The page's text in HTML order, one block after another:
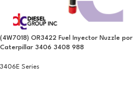
(4W7018) OR3422 Fuel Inyector Nuzzle por
Caterpillar 3406 3408 988
3406E Series